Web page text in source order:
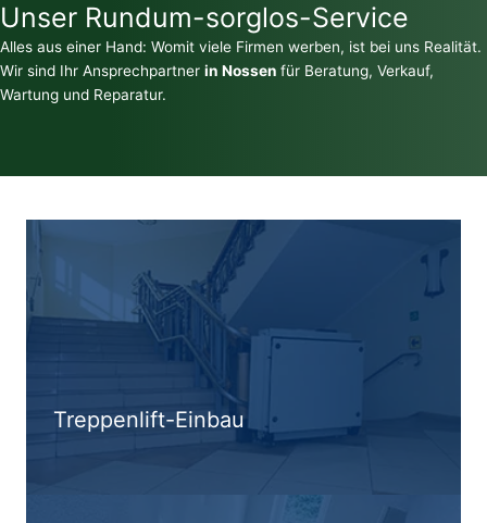
Unser Rundum-sorglos-Service
Alles aus einer Hand: Womit viele Firmen werben, ist bei uns Realität.
Wir sind Ihr Ansprechpartner in Nossen für Beratung, Verkauf,
Wartung und Reparatur.
Treppenlift-Einbau